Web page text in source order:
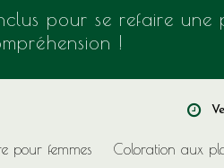
pour se refaire une
!
pour femmes Coloration aux